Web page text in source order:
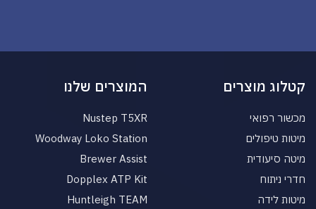
קטלוג מוצרים
מכשור רפואי
מיטות טיפולים
מיטה סיעודית
חדרי ניתוח
מיטות לידה
המוצרים שלנו
Nustep T5XR
Woodway Loko Station
Brewer Assist
Dopplex ATP Kit
Huntleigh TEAM